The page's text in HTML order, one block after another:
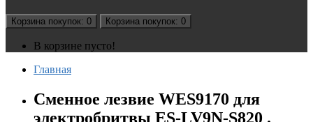
Корзина покупок: 0 Корзина покупок: 0
В корзине пусто!
Главная
Сменное лезвие WES9170 для
электробритвы ES-LV9N-S820 .